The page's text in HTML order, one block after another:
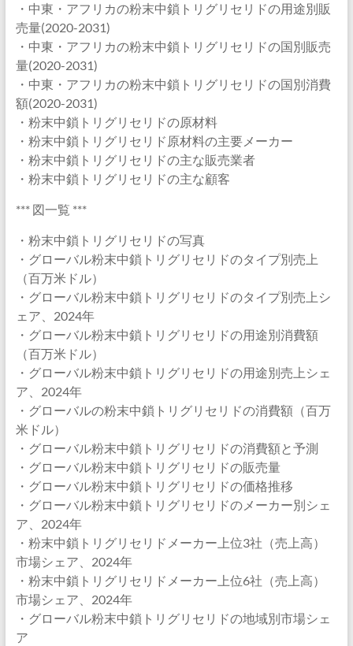
・中東・アフリカの粉末中鎖トリグリセリドの用途別販
売量(2020-2031)
・中東・アフリカの粉末中鎖トリグリセリドの国別販売
量(2020-2031)
・中東・アフリカの粉末中鎖トリグリセリドの国別消費
額(2020-2031)
・粉末中鎖トリグリセリドの原材料
・粉末中鎖トリグリセリド原材料の主要メーカー
・粉末中鎖トリグリセリドの主な販売業者
・粉末中鎖トリグリセリドの主な顧客
*** 図一覧 ***
・粉末中鎖トリグリセリドの写真
・グローバル粉末中鎖トリグリセリドのタイプ別売上
（百万米ドル）
・グローバル粉末中鎖トリグリセリドのタイプ別売上シ
ェア、2024年
・グローバル粉末中鎖トリグリセリドの用途別消費額
（百万米ドル）
・グローバル粉末中鎖トリグリセリドの用途別売上シェ
ア、2024年
・グローバルの粉末中鎖トリグリセリドの消費額（百万
米ドル）
・グローバル粉末中鎖トリグリセリドの消費額と予測
・グローバル粉末中鎖トリグリセリドの販売量
・グローバル粉末中鎖トリグリセリドの価格推移
・グローバル粉末中鎖トリグリセリドのメーカー別シェ
ア、2024年
・粉末中鎖トリグリセリドメーカー上位3社（売上高）
市場シェア、2024年
・粉末中鎖トリグリセリドメーカー上位6社（売上高）
市場シェア、2024年
・グローバル粉末中鎖トリグリセリドの地域別市場シェ
ア